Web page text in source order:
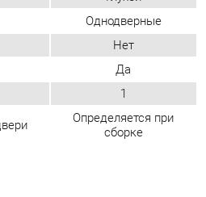
Определяется при
сборке
первым своим мнением.
ОТЗЫВ